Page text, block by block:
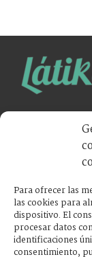
Para ofrecer las
las cookies para
dispositivo. El
procesar datos
identificaciones
consentimiento,
Tienda
C/
Valdés
984 187